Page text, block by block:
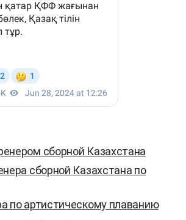
сборной Казахстана
сборной Казахстана по
по артистическому плаванию